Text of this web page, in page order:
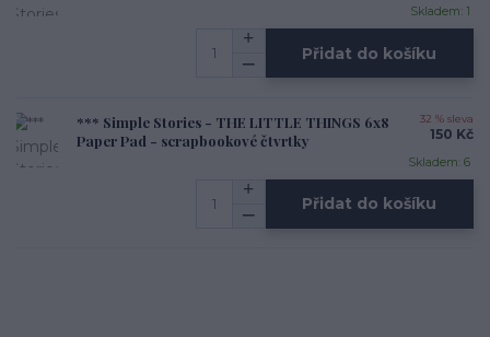
Skladem: 1
Přidat do košíku
*** Simple Stories - THE LITTLE THINGS 6x8
Paper Pad - scrapbookové čtvrtky
32 % sleva
150 Kč
Skladem: 6
Přidat do košíku